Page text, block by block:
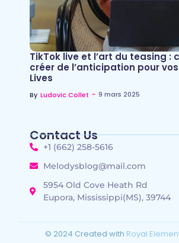
TikTok live et l’art du teasing :
créer de l’anticipation pour
Lives
By Ludovic Collet ~ 9 mars 2025
Contact Us
+1 (662) 258-5616
Melodysblog@mail.com
5954 Old Cove Heath Rd
Eupora, Mississippi(MS), 39744
© 2024 Created with Royal